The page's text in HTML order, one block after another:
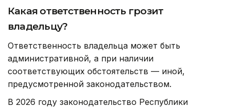
Какая ответственность грозит
владельцу?
Ответственность владельца может быть
административной, а при наличии
соответствующих обстоятельств — иной,
предусмотренной законодательством.
В 2026 году законодательство Республики